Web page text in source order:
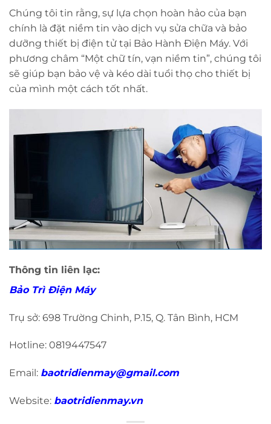
Chúng tôi tin rằng, sự lựa chọn hoàn hảo của bạn
chính là đặt niềm tin vào dịch vụ sửa chữa và bảo
dưỡng thiết bị điện tử tại Bảo Hành Điện Máy. Với
phương châm “Một chữ tín, vạn niềm tin”, chúng tôi
sẽ giúp bạn bảo vệ và kéo dài tuổi thọ cho thiết bị
của mình một cách tốt nhất.
Thông tin liên lạc:
Bảo Trì Điện Máy
Trụ sở: 698 Trường Chinh, P.15, Q. Tân Bình, HCM
Hotline: 0819447547
Email: baotridienmay@gmail.com
Website: baotridienmay.vn